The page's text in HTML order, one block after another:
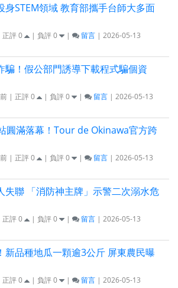
身STEM領域 教育部攜手台師大多面
評0 | 負評0 | 留言 | 2026-05-13
騙！假公部門誘導下載程式騙個資
| 正評0 | 負評0 | 留言 | 2026-05-13
圓滿落幕！Tour de Okinawa官方跨
| 正評0 | 負評0 | 留言 | 2026-05-13
失聯 「消防神主牌」示警二次溺水危
評0 | 負評0 | 留言 | 2026-05-13
新品種地瓜一顆逾3公斤 屏東農民曝
評0 | 負評0 | 留言 | 2026-05-13